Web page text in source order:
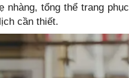
nhàng, tổng thể trang phục
cần thiết.